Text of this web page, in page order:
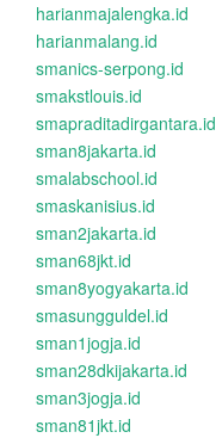
harianmajalengka.id
harianmalang.id
smanics-serpong.id
smakstlouis.id
smapraditadirgantara.id
sman8jakarta.id
smalabschool.id
smaskanisius.id
sman2jakarta.id
sman68jkt.id
sman8yogyakarta.id
smasungguldel.id
sman1jogja.id
sman28dkijakarta.id
sman3jogja.id
sman81jkt.id